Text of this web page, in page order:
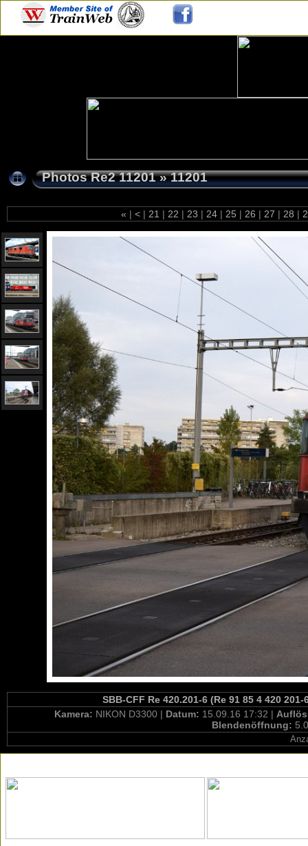
Photos Re2 11201»11201
« | < | 21 | 22 | 23 | 24 | 25 | 26 | 27 | 28 |
SBB-CFF Re 420.201-6 (Re 91 85 4 420
Kamera: NIKON D3300 | Datum: 15.09.16 17:32 |
Blendenöffnung: